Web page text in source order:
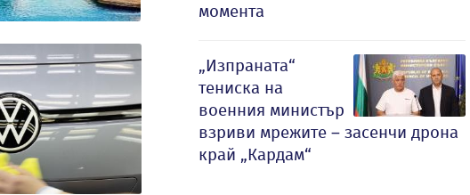
момента
„Изпраната“
тениска на
военния министър
взриви мрежите – засенчи дрона
край „Кардам“